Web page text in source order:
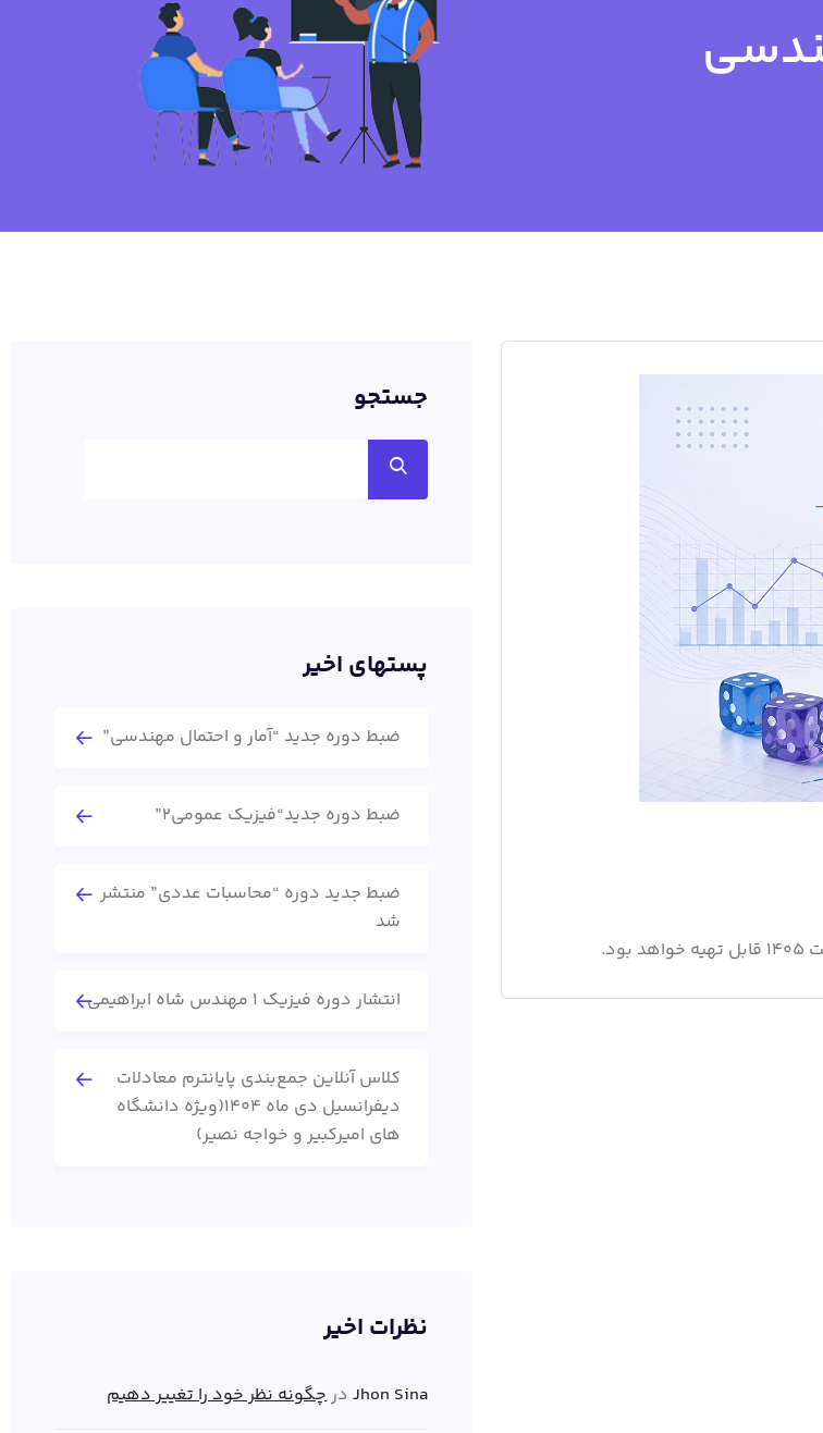
جستجو
پستهای اخیر
ضبط دوره جدید “آمار و احتمال مهندسی”
ضبط دوره جدید“فیزیک عمومی2”
ضبط جدید دوره “محاسبات عددی” منتشر
شد
انتشار دوره فیزیک 1 مهندس شاه ابراهیمی
کلاس آنلاین جمع‌بندی پایانترم معادلات
دیفرانسیل دی ماه 1404(ویژه دانشگاه
های امیرکبیر و خواجه نصیر)
نظرات اخیر
Jhon Sinaدرچگونه نظر خود را تغییر دهیم